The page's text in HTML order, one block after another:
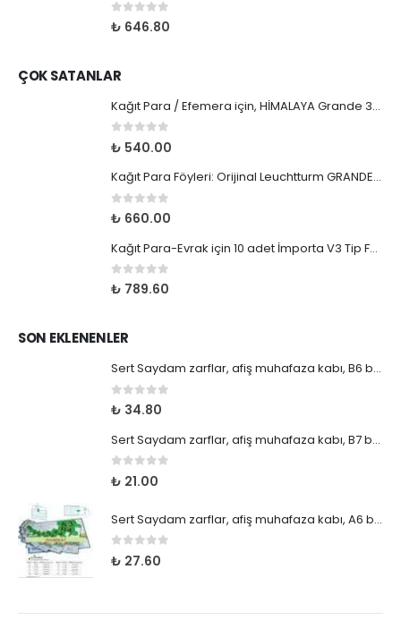
0 5 üzerinden
₺ 646.80
ÇOK SATANLAR
Kağıt Para / Efemera için, HİMALAYA Grande 3C tipi 10 adet şeffaf Eko-Föy
0 5 üzerinden
₺ 540.00
Kağıt Para Föyleri: Orijinal Leuchtturm GRANDE 5S, 5 adet siyah zemin föy
0 5 üzerinden
₺ 660.00
Kağıt Para-Evrak için 10 adet İmporta V3 Tip Föy HİMALAYA marka
0 5 üzerinden
₺ 789.60
SON EKLENENLER
Sert Saydam zarflar, afiş muhafaza kabı, B6 boy 182x128 mm cep boyu, 3 adet
0 5 üzerinden
₺ 34.80
Sert Saydam zarflar, afiş muhafaza kabı, B7 boy, 128x91 mm cep boyu, 5 adet
0 5 üzerinden
₺ 21.00
Sert Saydam zarflar, afiş muhafaza kabı, A6 boy 148x105 mm cep boyu, 5 adet
0 5 üzerinden
₺ 27.60